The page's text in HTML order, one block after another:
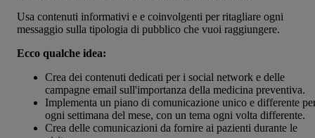
Usa contenuti informativi e e coinvolgenti per ritagliare ogni
messaggio sulla tipologia di pubblico che vuoi raggiungere.
Ecco qualche idea:
Crea dei contenuti dedicati per i social network e delle
campagne email sull'importanza della medicina preventiva.
Implementa un piano di comunicazione unico e differente
ogni settimana del mese, con un tema ogni volta differente.
Crea delle comunicazioni da fornire ai pazienti durante le